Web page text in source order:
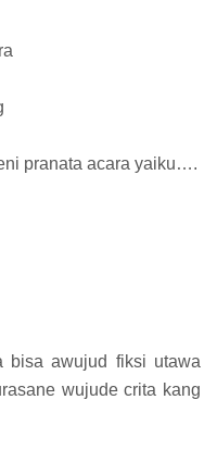
pranata acara yaiku….
bisa awujud fiksi utawa
wujude crita kang